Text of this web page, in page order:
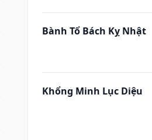
Bành Tổ Bách Kỵ Nhật
Khổng Minh Lục Diệu